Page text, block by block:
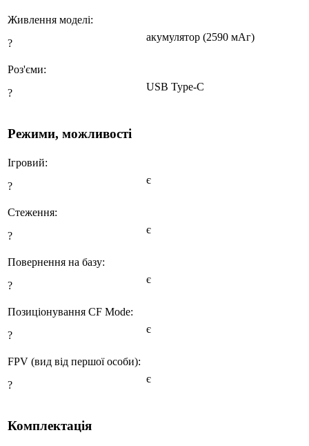
Живлення моделі:
?
акумулятор (2590 мАг)
Роз'єми:
?
USB Type-C
Режими, можливості
Ігровий:
?
є
Стеження:
?
є
Повернення на базу:
?
є
Позиціонування CF Mode:
?
є
FPV (вид від першої особи):
?
є
Комплектація